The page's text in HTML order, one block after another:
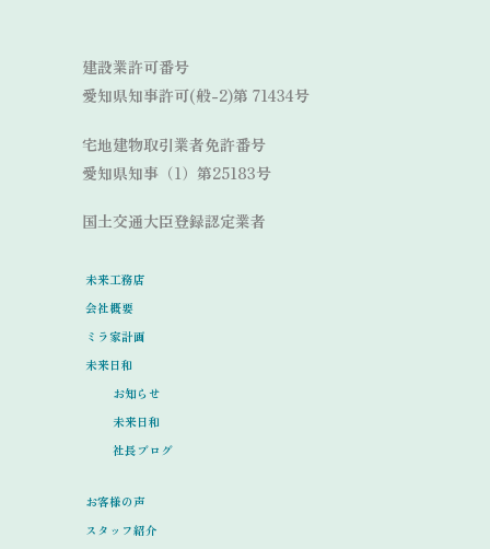
建設業許可番号
愛知県知事許可(般-2)第 71434号
宅地建物取引業者免許番号
愛知県知事（1）第25183号
国土交通大臣登録認定業者
未来工務店
会社概要
ミラ家計画
未来日和
お知らせ
未来日和
社長ブログ
お客様の声
スタッフ紹介